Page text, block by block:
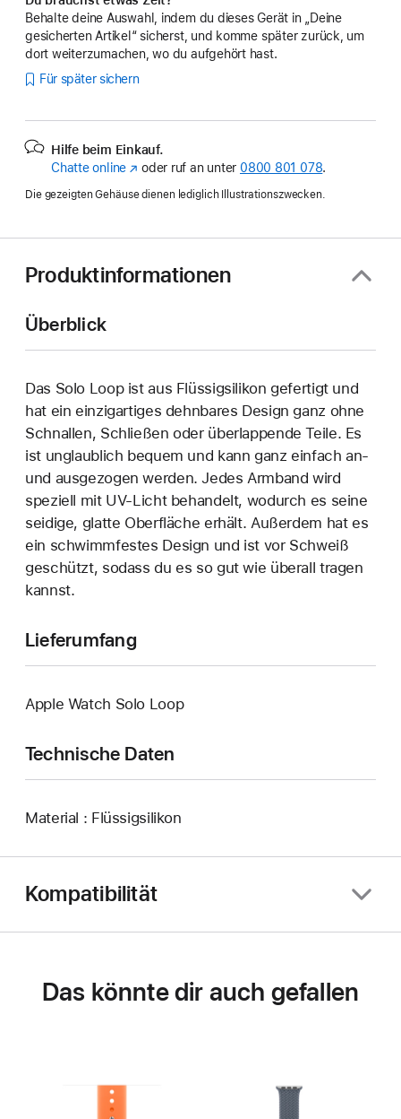
Behalte deine Auswahl, indem du dieses Gerät in „Deine
gesicherten Artikel“ sicherst, und komme später zurück, um
dort weiterzumachen, wo du aufgehört hast.
Für später sichern
Hilfe beim Einkauf.
Chatte online (Öffnet
neues
oder ruf an unter 0800 801 078.
Die gezeigten Gehäuse dienen lediglich Illustrationszwecken.
Produktinformationen
Überblick
Das Solo Loop ist aus Flüssigsilikon gefertigt und
hat ein einzigartiges dehn­bares Design ganz ohne
Schnallen, Schließen oder überlappende Teile. Es
ist unglaublich bequem und kann ganz einfach an‑
und ausgezogen werden. Jedes Armband wird
speziell mit UV-Licht behandelt, wodurch es seine
seidige, glatte Oberfläche erhält. Außerdem hat es
ein schwimmfestes Design und ist vor Schweiß
geschützt, sodass du es so gut wie überall tragen
kannst.
Lieferumfang
Apple Watch Solo Loop
Technische Daten
Material : Flüssigsilikon
Kompatibilität
Das könnte dir auch gefallen